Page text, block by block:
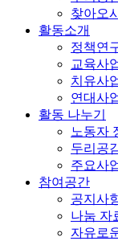
찾아오
활동소개
정책연
교육사
치유사
연대사
활동 나누기
노동자
두리공
주요사
참여공간
공지사
나눔 자
자유로